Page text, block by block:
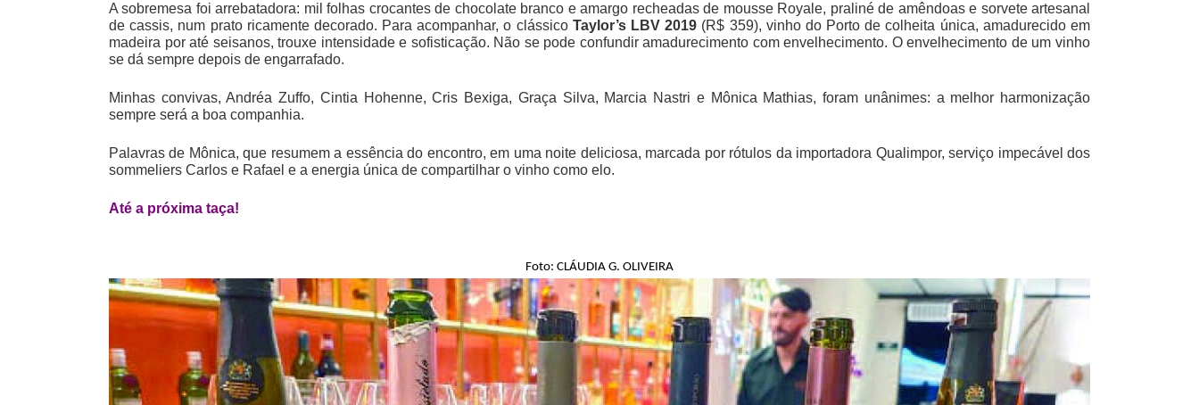
A sobremesa foi arrebatadora: mil folhas crocantes de chocolate branco e amargo recheadas de mousse Royale, praliné de amêndoas e sorvete artesanal
de cassis, num prato ricamente decorado. Para acompanhar, o clássico Taylor’s LBV 2019 (R$ 359), vinho do Porto de colheita única, amadurecido em
madeira por até seisanos, trouxe intensidade e sofisticação. Não se pode confundir amadurecimento com envelhecimento. O envelhecimento de um vinho
se dá sempre depois de engarrafado.
Minhas convivas, Andréa Zuffo, Cintia Hohenne, Cris Bexiga, Graça Silva, Marcia Nastri e Mônica Mathias, foram unânimes: a melhor harmonização
sempre será a boa companhia.
Palavras de Mônica, que resumem a essência do encontro, em uma noite deliciosa, marcada por rótulos da importadora Qualimpor, serviço impecável dos
sommeliers Carlos e Rafael e a energia única de compartilhar o vinho como elo.
Até a próxima taça!
Foto: CLÁUDIA G. OLIVEIRA